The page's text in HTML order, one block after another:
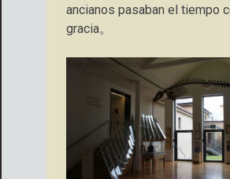
ancianos pasaban el tiempo
gracia。